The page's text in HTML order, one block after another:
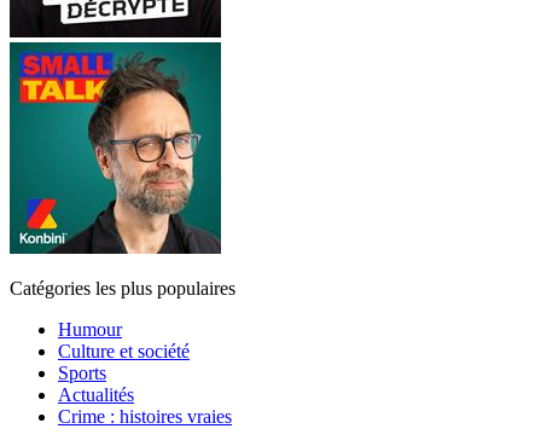
Catégories les plus populaires
Humour
Culture et société
Sports
Actualités
Crime : histoires vraies